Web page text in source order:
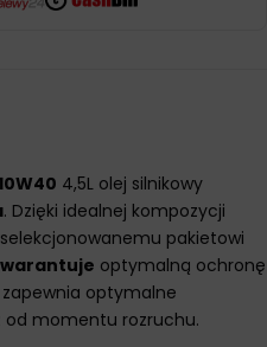
4,5L olej silnikowy
. Dzięki idealnej kompozycji
pakietowi
optymalną ochronę
optymalne
od momentu rozruchu.